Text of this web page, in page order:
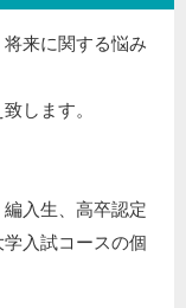
来に関する悩み
します。
入生、高卒認定
入試コースの個